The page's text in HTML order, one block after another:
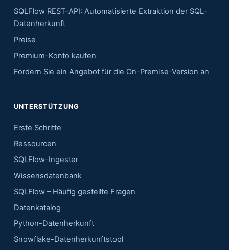
SQLFlow REST-API: Automatisierte Extraktion der SQL-
Datenherkunft
Preise
Premium-Konto kaufen
Fordern Sie ein Angebot für die On-Premise-Version an
UNTERSTÜTZUNG
Erste Schritte
Ressourcen
SQLFlow-Ingester
Wissensdatenbank
SQLFlow – Häufig gestellte Fragen
Datenkatalog
Python-Datenherkunft
Snowflake-Datenherkunftstool